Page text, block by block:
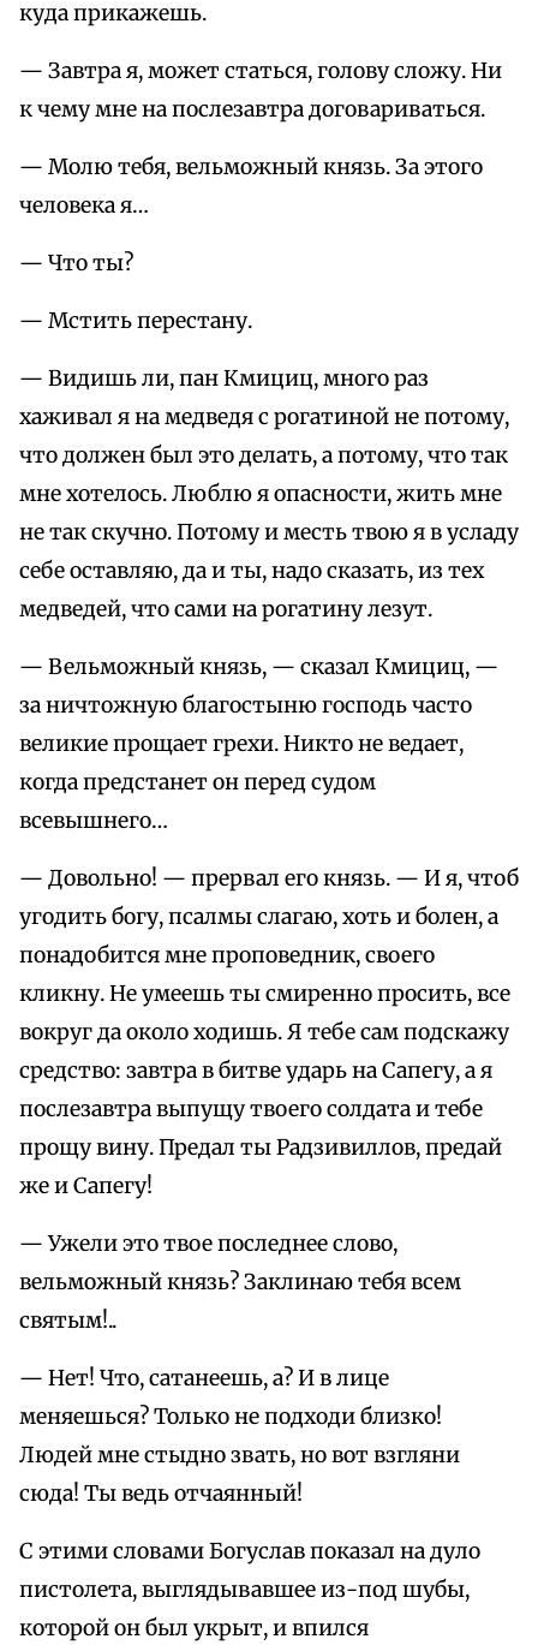
куда прикажешь.
— Завтра я, может статься, голову сложу. Ни
к чему мне на послезавтра договариваться.
— Молю тебя, вельможный князь. За этого
человека я…
— Что ты?
— Мстить перестану.
— Видишь ли, пан Кмициц, много раз
хаживал я на медведя с рогатиной не потому,
что должен был это делать, а потому, что так
мне хотелось. Люблю я опасности, жить мне
не так скучно. Потому и месть твою я в усладу
себе оставляю, да и ты, надо сказать, из тех
медведей, что сами на рогатину лезут.
— Вельможный князь, — сказал Кмициц, —
за ничтожную благостыню господь часто
великие прощает грехи. Никто не ведает,
когда предстанет он перед судом
всевышнего…
— Довольно! — прервал его князь. — И я, чтоб
угодить богу, псалмы слагаю, хоть и болен, а
понадобится мне проповедник, своего
кликну. Не умеешь ты смиренно просить, все
вокруг да около ходишь. Я тебе сам подскажу
средство: завтра в битве ударь на Сапегу, а я
послезавтра выпущу твоего солдата и тебе
прощу вину. Предал ты Радзивиллов, предай
же и Сапегу!
— Ужели это твое последнее слово,
вельможный князь? Заклинаю тебя всем
святым!..
— Нет! Что, сатанеешь, а? И в лице
меняешься? Только не подходи близко!
Людей мне стыдно звать, но вот взгляни
сюда! Ты ведь отчаянный!
С этими словами Богуслав показал на дуло
пистолета, выглядывавшее из-под шубы,
которой он был укрыт, и впился